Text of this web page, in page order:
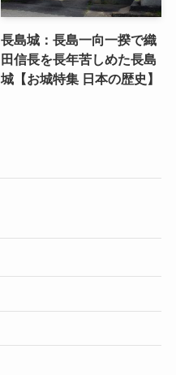
長島城：長島一向一揆で織
田信長を長年苦しめた長島
城【お城特集 日本の歴史】